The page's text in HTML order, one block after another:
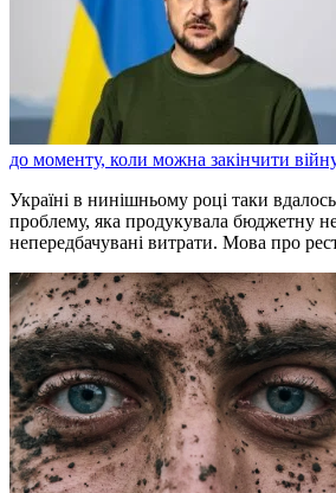
до моменту, коли можна закінчити
Україні в нинішньому році таки
проблему, яка продукувала бюджетну
непередбачувані витрати. Мова про